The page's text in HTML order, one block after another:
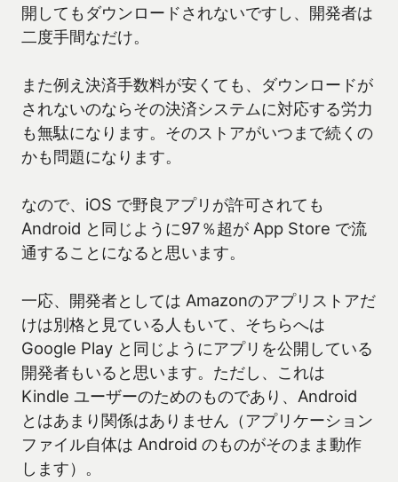
開してもダウンロードされないですし、開発者は
二度手間なだけ。
また例え決済手数料が安くても、ダウンロードが
されないのならその決済システムに対応する労力
も無駄になります。そのストアがいつまで続くの
かも問題になります。
なので、iOS で野良アプリが許可されても
Android と同じように97％超が App Store で流
通することになると思います。
一応、開発者としては Amazonのアプリストアだ
けは別格と見ている人もいて、そちらへは
Google Play と同じようにアプリを公開している
開発者もいると思います。ただし、これは
Kindle ユーザーのためのものであり、Android
とはあまり関係はありません（アプリケーション
ファイル自体は Android のものがそのまま動作
します）。